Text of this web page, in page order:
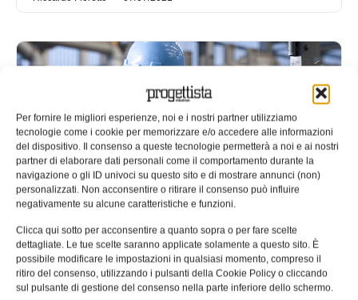
Per fornire le migliori esperienze, noi e i nostri partner utilizziamo
tecnologie come i cookie per memorizzare e/o accedere alle informazioni
del dispositivo. Il consenso a queste tecnologie permetterà a noi e ai nostri
partner di elaborare dati personali come il comportamento durante la
navigazione o gli ID univoci su questo sito e di mostrare annunci (non)
personalizzati. Non acconsentire o ritirare il consenso può influire
negativamente su alcune caratteristiche e funzioni.
Clicca qui sotto per acconsentire a quanto sopra o per fare scelte
dettagliate. Le tue scelte saranno applicate solamente a questo sito. È
possibile modificare le impostazioni in qualsiasi momento, compreso il
ritiro del consenso, utilizzando i pulsanti della Cookie Policy o cliccando
sul pulsante di gestione del consenso nella parte inferiore dello schermo.
Connetti Plug&Play le tue macchine
al Cloud: IoT, Edge Computing,
Analytics e AR per la tua Smart
Factory e il tuo Service 4.0